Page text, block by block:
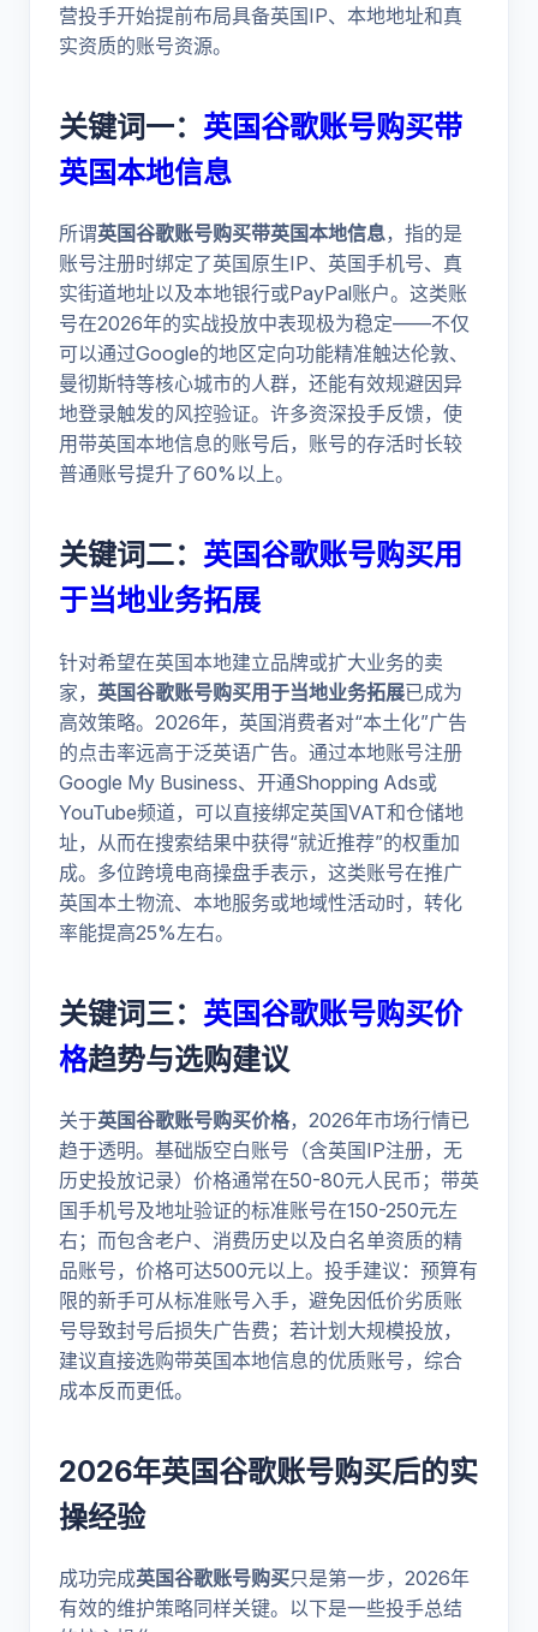
营投手开始提前布局具备英国IP、本地地址和真
实资质的账号资源。
关键词一： 英国谷歌账号购买带
英国本地信息
所谓英国谷歌账号购买带英国本地信息，指的是
账号注册时绑定了英国原生IP、英国手机号、真
实街道地址以及本地银行或PayPal账户。这类账
号在2026年的实战投放中表现极为稳定——不仅
可以通过Google的地区定向功能精准触达伦敦、
曼彻斯特等核心城市的人群，还能有效规避因异
地登录触发的风控验证。许多资深投手反馈，使
用带英国本地信息的账号后，账号的存活时长较
普通账号提升了60%以上。
关键词二： 英国谷歌账号购买用
于当地业务拓展
针对希望在英国本地建立品牌或扩大业务的卖
家， 英国谷歌账号购买用于当地业务拓展已成为
高效策略。2026年，英国消费者对“本土化”广告
的点击率远高于泛英语广告。通过本地账号注册
Google My Business、开通Shopping Ads或
YouTube频道，可以直接绑定英国VAT和仓储地
址，从而在搜索结果中获得“就近推荐”的权重加
成。多位跨境电商操盘手表示，这类账号在推广
英国本土物流、本地服务或地域性活动时，转化
率能提高25%左右。
关键词三： 英国谷歌账号购买价
格趋势与选购建议
关于英国谷歌账号购买价格，2026年市场行情已
趋于透明。基础版空白账号（含英国IP注册，无
历史投放记录）价格通常在50-80元人民币；带英
国手机号及地址验证的标准账号在150-250元左
右；而包含老户、消费历史以及白名单资质的精
品账号，价格可达500元以上。投手建议：预算有
限的新手可从标准账号入手，避免因低价劣质账
号导致封号后损失广告费；若计划大规模投放，
建议直接选购带英国本地信息的优质账号，综合
成本反而更低。
2026年英国谷歌账号购买后的实
操经验
成功完成英国谷歌账号购买只是第一步，2026年
有效的维护策略同样关键。以下是一些投手总结